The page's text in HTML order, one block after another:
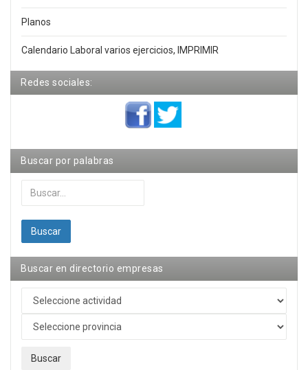
Planos
Calendario Laboral varios ejercicios, IMPRIMIR
Redes sociales:
Buscar por palabras
Buscar...
Buscar
Buscar en directorio empresas
Buscar